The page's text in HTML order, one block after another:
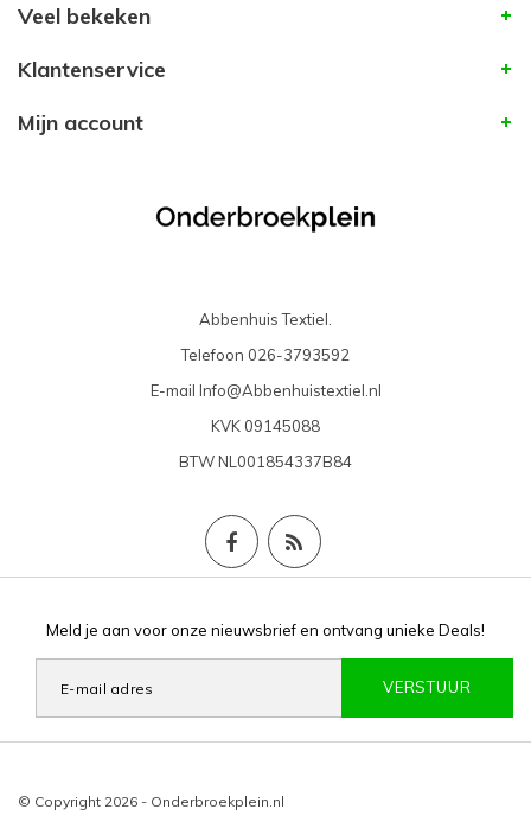
Veel bekeken
Klantenservice
Mijn account
Abbenhuis Textiel.
Telefoon 026-3793592
E-mail Info@Abbenhuistextiel.nl
KVK 09145088
BTWNL001854337B84
Meld je aan voor onze nieuwsbrief en ontvang unieke Deals!
VERSTUUR
© Copyright 2026 - Onderbroekplein.nl